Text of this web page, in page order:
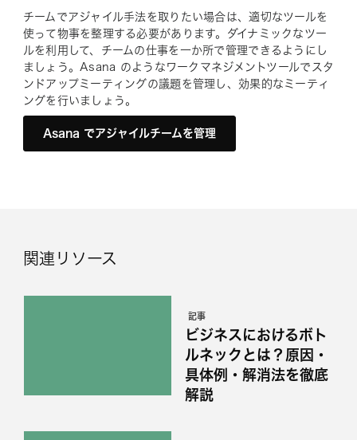
チームでアジャイル手法を取りたい場合は、適切なツールを
使って物事を整理する必要があります。ダイナミックなツー
ルを利用して、チームの仕事を一か所で管理できるようにし
ましょう。Asana のようなワークマネジメントツールでスタ
ンドアップミーティングの議題を管理し、効果的なミーティ
ングを行いましょう。
Asana でアジャイルチームを管理
関連リソース
記事
ビジネスにおけるボト
ルネックとは？原因・
具体例・解消法を徹底
解説